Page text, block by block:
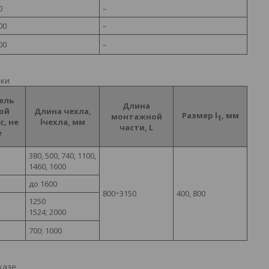
–
–
–
не
Длина чехла,
lчехла, мм
Длина
монтажной
части, L
Размер l1, мм
380, 500, 740, 1100,
1460, 1600
800÷3150 400, 800
до 1600
1250
1524; 2000
700; 1000